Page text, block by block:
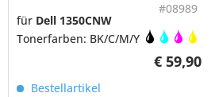
#08989
€ 59,90
für Dell 1350CNW
Tonerfarben: BK/C/M/Y
Bestellartikel